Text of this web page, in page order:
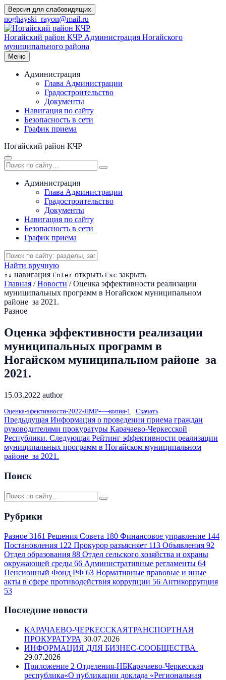
Перейти
к
содержимому
Версия для слабовидящих
noghayski_rayon@mail.ru
Ногайский район КЧР Администрация Ногайского
муниципального района
Меню
Администрация
Глава Администрации
Градостроительство
Документы
Навигация по сайту
Безопасность в сети
График приема
Ногайский район КЧР
Администрация
Глава Администрации
Градостроительство
Документы
Навигация по сайту
Безопасность в сети
График приема
Найти вручную
↑ ↓ навигация Enter открыть Esc закрыть
Главная / Новости / Оценка эффективности реализации
муниципальных программ в Ногайском муниципальном
районе за 2021.
Разное
Оценка эффективности реализации
муниципальных программ в
Ногайском муниципальном районе за
2021.
15.03.2022 author
Оценка-эфективности-2022-НМР-—-копия-1 Скачать
Предыдущая Информация о проведении приема граждан
руководителями прокуратуры Карачаево-Черкесской
Республики. Следующая Рейтинг эффективности реализации
муниципальных программ в Ногайском муниципальном
районе за 2021.
Поиск
Рубрики
Разное 3161 Решения Совета 180 Финансовое управление 144
Постановления 122 Прокурор разъясняет 113 Объявления 92
Отдел образования 88 Отдел сельского хозяйства и охраны
окружающей среды 66 Административные регламенты 64
Пенсионный Фонд РФ 63 Нормативные правовые и иные
акты в сфере противодействия коррупции 56 Антикоррупция
53
Последние новости
КАРАЧАЕВО-ЧЕРКЕССКАЯТРАНСПОРТНАЯ
ПРОКУРАТУРА 30.07.2026
ИНФОРМАЦИЯ ДЛЯ БИЗНЕС-СООБЩЕСТВА
29.07.2026
Приложение 2 Отделения-НБКарачаево-Черкесская
республика«О публикации доклада «Региональная